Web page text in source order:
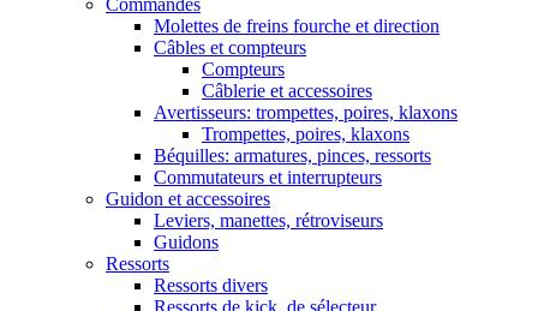
Commandes
Molettes de freins fourche et direction
Câbles et compteurs
Compteurs
Câblerie et accessoires
Avertisseurs: trompettes, poires, klaxons
Trompettes, poires, klaxons
Béquilles: armatures, pinces, ressorts
Commutateurs et interrupteurs
Guidon et accessoires
Leviers, manettes, rétroviseurs
Guidons
Ressorts
Ressorts divers